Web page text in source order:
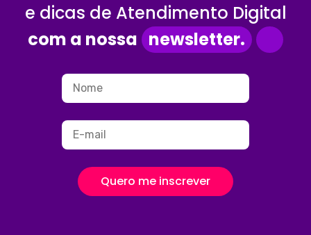
e dicas de Atendimento Digital
com a nossa newsletter.
Quero me inscrever